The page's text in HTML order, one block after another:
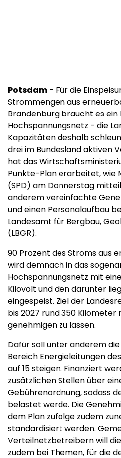
Potsdam - Für die
Strommengen aus
Brandenburg braucht es ein
Hochspannungsnetz - die
Kapazitäten deshalb
drei im Bundesland aktiven
hat das
Punkte-Plan erarbeitet, wie
(SPD) am Donnerstag
anderem vereinfachte
und einen Personalaufbau
Landesamt für Bergbau,
(LBGR).
90 Prozent des Stroms aus
wird demnach in das
Hochspannungsnetz mit
Kilovolt und den darunter
eingespeist. Ziel der
bis 2027 rund 350 Kilometer
genehmigen zu lassen.
Dafür soll unter anderem
Bereich Energieleitungen
auf 15 steigen. Finanziert
zusätzlichen Stellen über
Gebührenordnung, sodass
belastet werde. Die
dem Plan zufolge zudem
standardisiert werden.
Verteilnetzbetreibern will
zudem bei Themen, für die